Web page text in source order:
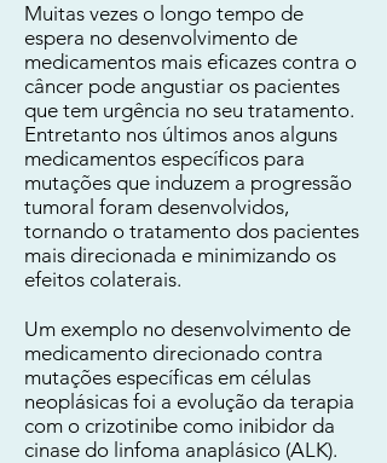
Muitas vezes o longo tempo de
espera no desenvolvimento de
medicamentos mais eficazes contra o
câncer pode angustiar os pacientes
que tem urgência no seu tratamento.
Entretanto nos últimos anos alguns
medicamentos específicos para
mutações que induzem a progressão
tumoral foram desenvolvidos,
tornando o tratamento dos pacientes
mais direcionada e minimizando os
efeitos colaterais.
Um exemplo no desenvolvimento de
medicamento direcionado contra
mutações específicas em células
neoplásicas foi a evolução da terapia
com o crizotinibe como inibidor da
cinase do linfoma anaplásico (ALK).